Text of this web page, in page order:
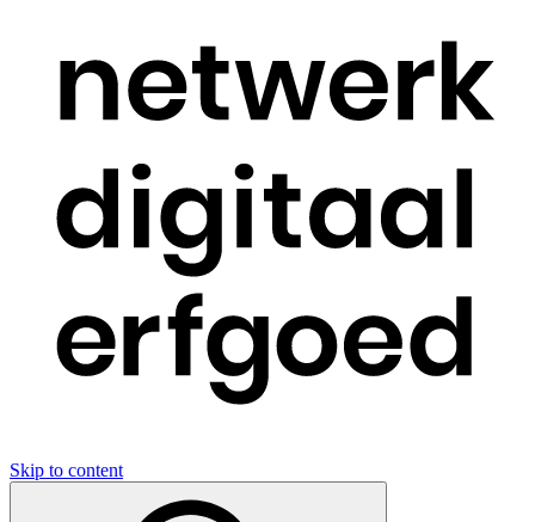
Skip to content